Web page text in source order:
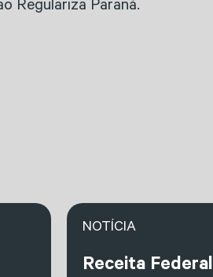
Regulariza Paraná.
NOTÍCIA
Receita